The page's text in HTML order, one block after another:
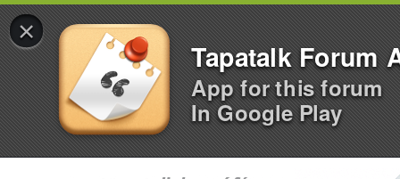
×
Tapatalk Forum
App for this forum
In Google Play